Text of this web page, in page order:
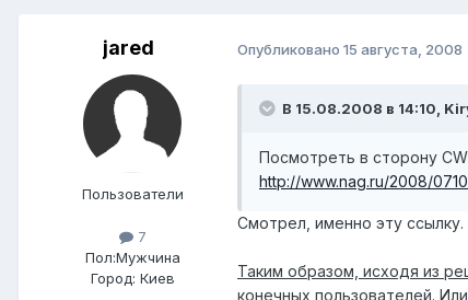
jared
Пользователи
7
Пол:Мужчина
Город: Киев
Опубликовано 15 августа, 2008
В 15.08.2008 в 14:10,
Посмотреть в сторону
http://www.nag.ru/2008/
Смотрел, именно эту ссылку.
Таким образом, исходя из
конечных пользователей.